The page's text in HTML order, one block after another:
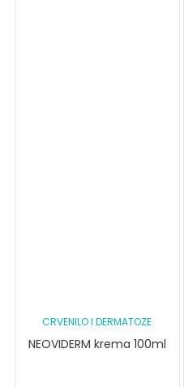
CRVENILO I DERMATOZE
NEOVIDERM krema 100ml